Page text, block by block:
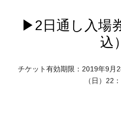
▶2日通し入場
込）
チケット有効期限：2019年9月
（日）22